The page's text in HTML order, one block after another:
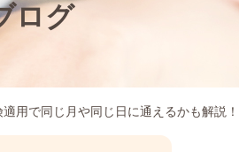
ログ
用で同じ月や同じ日に通えるかも解説！